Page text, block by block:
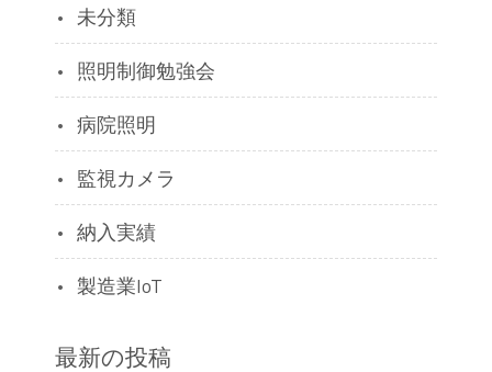
未分類
照明制御勉強会
病院照明
監視カメラ
納入実績
製造業IoT
最新の投稿